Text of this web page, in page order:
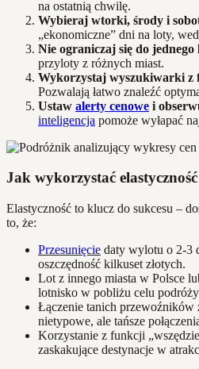
na ostatnią chwilę.
Wybieraj wtorki, środy i
„ekonomiczne” dni na loty,
Nie ograniczaj się do jednego
przyloty z różnych miast.
Wykorzystaj wyszukiwarki z
Pozwalają łatwo znaleźć
Ustaw alerty cenowe i
inteligencja pomoże wyłapać
Jak wykorzystać
Elastyczność to klucz do sukcesu –
to, że:
Przesunięcie daty wylotu o 2-3
oszczędność kilkuset złotych.
Lot z innego miasta w Polsce
lotnisko w pobliżu celu
Łączenie tanich przewoźników
nietypowe, ale tańsze
Korzystanie z funkcji
zaskakujące destynacje w